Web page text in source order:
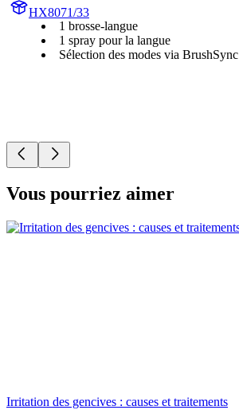
HX8071/33
1 brosse-langue
1 spray pour la langue
Sélection des modes via BrushSync
Vous pourriez aimer
Irritation des gencives : causes et traitements